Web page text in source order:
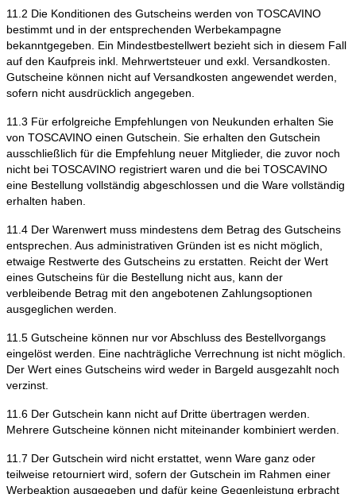
11.2 Die Konditionen des Gutscheins werden von TOSCAVINO
bestimmt und in der entsprechenden Werbekampagne
bekanntgegeben. Ein Mindestbestellwert bezieht sich in diesem Fall
auf den Kaufpreis inkl. Mehrwertsteuer und exkl. Versandkosten.
Gutscheine können nicht auf Versandkosten angewendet werden,
sofern nicht ausdrücklich angegeben.
11.3 Für erfolgreiche Empfehlungen von Neukunden erhalten Sie
von TOSCAVINO einen Gutschein. Sie erhalten den Gutschein
ausschließlich für die Empfehlung neuer Mitglieder, die zuvor noch
nicht bei TOSCAVINO registriert waren und die bei TOSCAVINO
eine Bestellung vollständig abgeschlossen und die Ware vollständig
erhalten haben.
11.4 Der Warenwert muss mindestens dem Betrag des Gutscheins
entsprechen. Aus administrativen Gründen ist es nicht möglich,
etwaige Restwerte des Gutscheins zu erstatten. Reicht der Wert
eines Gutscheins für die Bestellung nicht aus, kann der
verbleibende Betrag mit den angebotenen Zahlungsoptionen
ausgeglichen werden.
11.5 Gutscheine können nur vor Abschluss des Bestellvorgangs
eingelöst werden. Eine nachträgliche Verrechnung ist nicht möglich.
Der Wert eines Gutscheins wird weder in Bargeld ausgezahlt noch
verzinst.
11.6 Der Gutschein kann nicht auf Dritte übertragen werden.
Mehrere Gutscheine können nicht miteinander kombiniert werden.
11.7 Der Gutschein wird nicht erstattet, wenn Ware ganz oder
teilweise retourniert wird, sofern der Gutschein im Rahmen einer
Werbeaktion ausgegeben und dafür keine Gegenleistung erbracht